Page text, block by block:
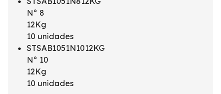
N° 8
12Kg
10 unidades
STSAB1051N1012KG
N° 10
12Kg
10 unidades